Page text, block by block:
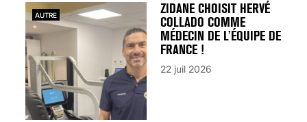
ZIDANE CHOISIT HERVÉ
COLLADO COMME
MÉDECIN DE L’ÉQUIPE DE
FRANCE !
AUTRE
22 juil 2026